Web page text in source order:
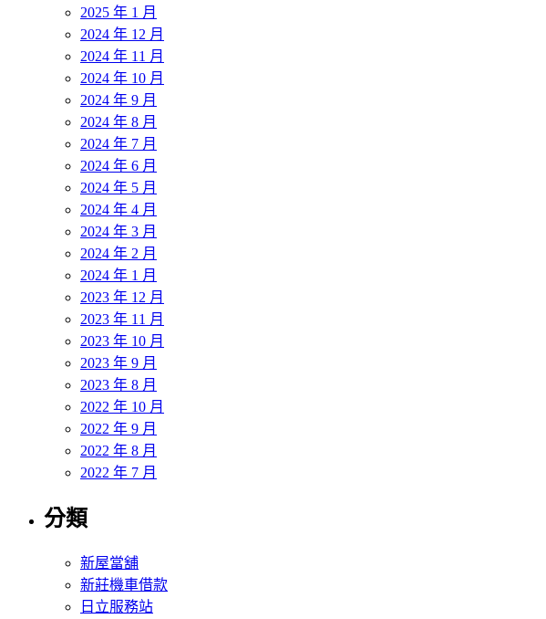
2025 年 1 月
2024 年 12 月
2024 年 11 月
2024 年 10 月
2024 年 9 月
2024 年 8 月
2024 年 7 月
2024 年 6 月
2024 年 5 月
2024 年 4 月
2024 年 3 月
2024 年 2 月
2024 年 1 月
2023 年 12 月
2023 年 11 月
2023 年 10 月
2023 年 9 月
2023 年 8 月
2022 年 10 月
2022 年 9 月
2022 年 8 月
2022 年 7 月
分類
新屋當舖
新莊機車借款
日立服務站